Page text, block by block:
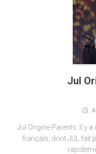
Jul
Jul Origine Parents: Il y
français, dont JUL fait